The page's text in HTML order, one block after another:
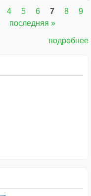
4 5 6 7 8
9
последняя »
подробнее